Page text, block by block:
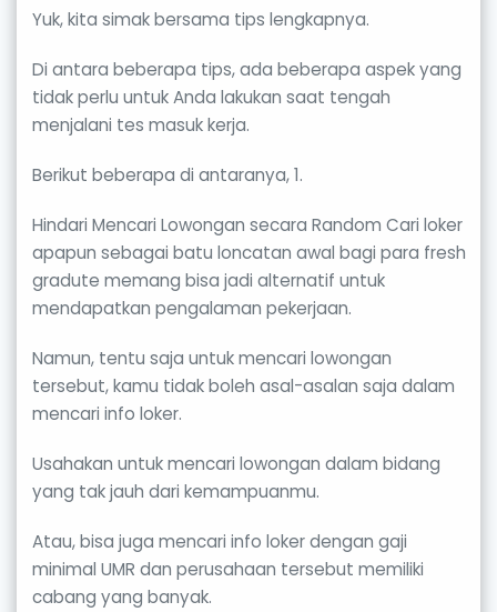
Yuk, kita simak bersama tips lengkapnya.
Di antara beberapa tips, ada beberapa aspek yang
tidak perlu untuk Anda lakukan saat tengah
menjalani tes masuk kerja.
Berikut beberapa di antaranya, 1.
Hindari Mencari Lowongan secara Random Cari loker
apapun sebagai batu loncatan awal bagi para fresh
gradute memang bisa jadi alternatif untuk
mendapatkan pengalaman pekerjaan.
Namun, tentu saja untuk mencari lowongan
tersebut, kamu tidak boleh asal-asalan saja dalam
mencari info loker.
Usahakan untuk mencari lowongan dalam bidang
yang tak jauh dari kemampuanmu.
Atau, bisa juga mencari info loker dengan gaji
minimal UMR dan perusahaan tersebut memiliki
cabang yang banyak.